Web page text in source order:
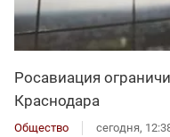
Росавиация
Краснодара
Общество сегодня,